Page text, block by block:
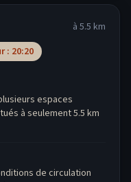
à 5.5 km
: 20:20
espaces
à seulement 5.5 km
de circulation